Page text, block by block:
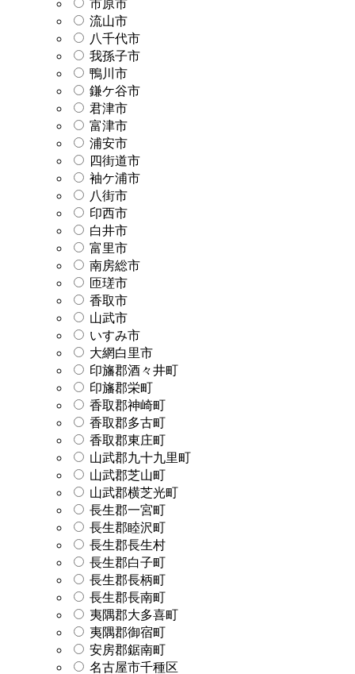
市原市
流山市
八千代市
我孫子市
鴨川市
鎌ケ谷市
君津市
富津市
浦安市
四街道市
袖ケ浦市
八街市
印西市
白井市
富里市
南房総市
匝瑳市
香取市
山武市
いすみ市
大網白里市
印旛郡酒々井町
印旛郡栄町
香取郡神崎町
香取郡多古町
香取郡東庄町
山武郡九十九里町
山武郡芝山町
山武郡横芝光町
長生郡一宮町
長生郡睦沢町
長生郡長生村
長生郡白子町
長生郡長柄町
長生郡長南町
夷隅郡大多喜町
夷隅郡御宿町
安房郡鋸南町
名古屋市千種区